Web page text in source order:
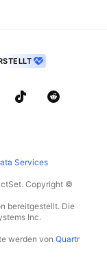
Services
Copyright ©
bereitgestellt. Die
Inc.
werden von Quartr